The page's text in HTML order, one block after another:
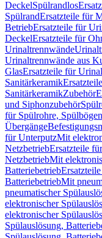
DeckelSpülrandlos
SpülrandErsatzteile für
BetriebErsatzteile für
DeckelErsatzteile für
Urinaltrennwände
Urinaltrennwände aus
GlasErsatzteile für
Sanitärkeramik
SanitärkeramikZubehör
und Siphonzubehör
für Spülrohre,
Übergänge
für UnterputzMit
NetzbetriebErsatzteile
NetzbetriebMit
Batteriebetrieb
BatteriebetriebMit
pneumatischer
elektronischer
elektronischer
Spülauslösung,